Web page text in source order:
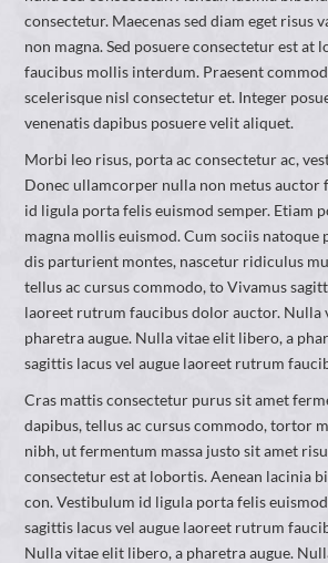
consectetur. Maecenas sed diam eget risus
non magna. Sed posuere consectetur est at
faucibus mollis interdum. Praesent
scelerisque nisl consectetur et. Integer
venenatis dapibus posuere velit aliquet.
Morbi leo risus, porta ac consectetur ac,
Donec ullamcorper nulla non metus auctor
id ligula porta felis euismod semper. Etiam
magna mollis euismod. Cum sociis natoque
dis parturient montes, nascetur ridiculus
tellus ac cursus commodo, to Vivamus
laoreet rutrum faucibus dolor auctor. Nulla
pharetra augue. Nulla vitae elit libero, a
sagittis lacus vel augue laoreet rutrum
Cras mattis consectetur purus sit amet
dapibus, tellus ac cursus commodo, tortor
nibh, ut fermentum massa justo sit amet
consectetur est at lobortis. Aenean lacinia
con. Vestibulum id ligula porta felis
sagittis lacus vel augue laoreet rutrum
Nulla vitae elit libero, a pharetra augue.